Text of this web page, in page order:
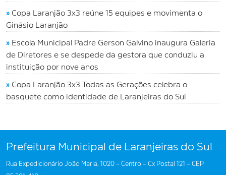
» Copa Laranjão 3x3 reúne 15 equipes e movimenta o
Ginásio Laranjão
» Escola Municipal Padre Gerson Galvino inaugura Galeria
de Diretores e se despede da gestora que conduziu a
instituição por nove anos
» Copa Laranjão 3x3 Todas as Gerações celebra o
basquete como identidade de Laranjeiras do Sul
Prefeitura Municipal de Laranjeiras do Sul
Rua Expedicionário João Maria, 1020 – Centro – Cx Postal 121 – CEP